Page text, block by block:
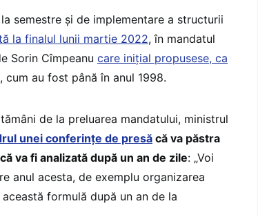
semestre și de implementare a structurii
la finalul lunii martie 2022, în mandatul
Sorin Cîmpeanu care inițial propusese, ca
, cum au fost până în anul 1998.
de la preluarea mandatului, ministrul
unei conferințe de presă că va păstra
va fi analizată după un an de zile: „Voi
anul acesta, de exemplu organizarea
formulă după un an de la